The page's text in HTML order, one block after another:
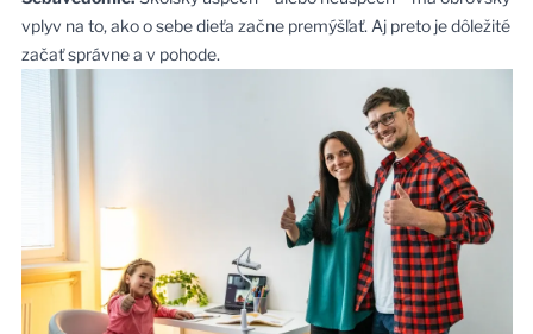
vplyv na to, ako o sebe dieťa začne premýšľať. Aj preto je dôležité
začať správne a v pohode.